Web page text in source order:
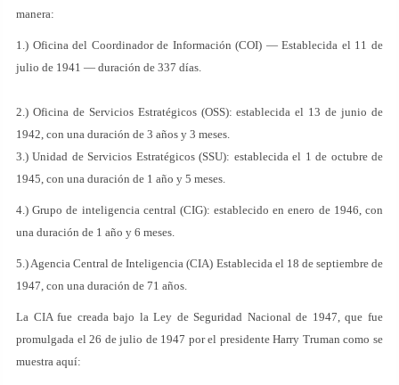
manera:
1.) Oficina del Coordinador de Información (COI) — Establecida el 11 de
julio de 1941 — duración de 337 días.
2.) Oficina de Servicios Estratégicos (OSS): establecida el 13 de junio de
1942, con una duración de 3 años y 3 meses.
3.) Unidad de Servicios Estratégicos (SSU): establecida el 1 de octubre de
1945, con una duración de 1 año y 5 meses.
4.) Grupo de inteligencia central (CIG): establecido en enero de 1946, con
una duración de 1 año y 6 meses.
5.) Agencia Central de Inteligencia (CIA) Establecida el 18 de septiembre de
1947, con una duración de 71 años.
La CIA fue creada bajo la Ley de Seguridad Nacional de 1947, que fue
promulgada el 26 de julio de 1947 por el presidente Harry Truman como se
muestra aquí: